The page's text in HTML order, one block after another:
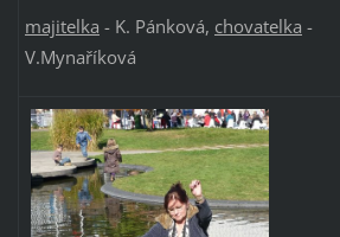
majitelka - K. Pánková, chovatelka -
V.Mynaříková